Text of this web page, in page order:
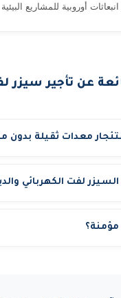
أوروبية للمشاريع البيئية
عن تأجير سيزر
معدات ثقيلة بدون
المعدة فقط للشركات التي
الكرينات والمان لفت
لفت الكهربائي
لأنه بدون انبعاثات